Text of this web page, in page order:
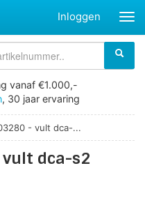
Inloggen
vanaf €1.000,-
, 30 jaar ervaring
- vult dca-...
dca-s2